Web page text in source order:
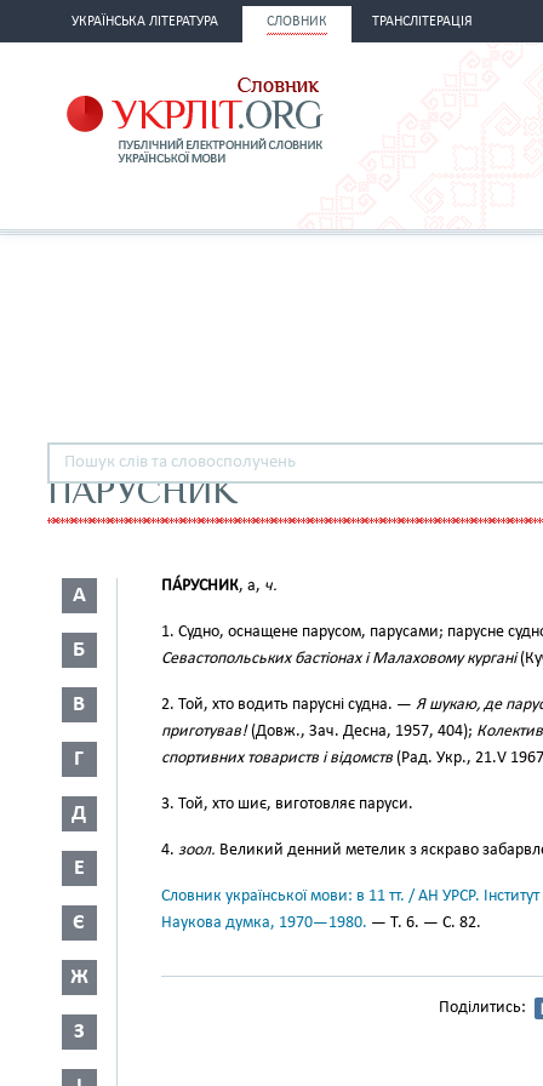
УКРАЇНСЬКА ЛІТЕРАТУРА СЛОВНИК ТРАНСЛІТЕРАЦІЯ
ПАРУСНИК
А
Б
В
Г
Д
Е
Є
Ж
З
ПА́РУСНИК, а, ч.
1. Судно, оснащене парусом, парусами; парусне
Севастопольських бастіонах і Малаховому кургані
2. Той, хто водить парусні судна. — Я шукаю, де
приготував!(Довж., Зач. Десна, 1957, 404);
спортивних товариств і відомств (Рад. Укр., 21.V
3. Той, хто шиє, виготовляє паруси.
4. зоол. Великий денний метелик з яскраво
Словник української мови: в 11 тт. / АН УРСР.
Наукова думка, 1970—1980. — Т. 6. — С. 82.
Поділитись: